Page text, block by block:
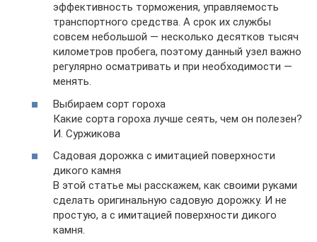
эффективность торможения, управляемость
транспортного средства. А срок их службы
совсем небольшой — несколько десятков тысяч
километров пробега, поэтому данный узел важно
регулярно осматривать и при необходимости —
менять.
Выбираем сорт гороха
Какие сорта гороха лучше сеять, чем он полезен?
И. Суржикова
Садовая дорожка с имитацией поверхности
дикого камня
В этой статье мы расскажем, как своими руками
сделать оригинальную садовую дорожку. И не
простую, а с имитацией поверхности дикого
камня.